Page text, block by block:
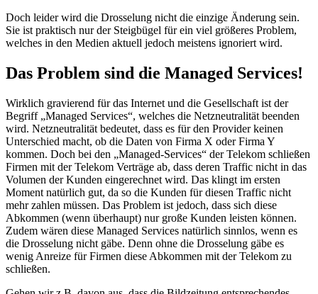
Doch leider wird die Drosselung nicht die einzige Änderung sein.
Sie ist praktisch nur der Steigbügel für ein viel größeres Problem,
welches in den Medien aktuell jedoch meistens ignoriert wird.
Das Problem sind die Managed Services!
Wirklich gravierend für das Internet und die Gesellschaft ist der
Begriff „Managed Services“, welches die Netzneutralität beenden
wird. Netzneutralität bedeutet, dass es für den Provider keinen
Unterschied macht, ob die Daten von Firma X oder Firma Y
kommen. Doch bei den „Managed-Services“ der Telekom schließen
Firmen mit der Telekom Verträge ab, dass deren Traffic nicht in das
Volumen der Kunden eingerechnet wird. Das klingt im ersten
Moment natürlich gut, da so die Kunden für diesen Traffic nicht
mehr zahlen müssen. Das Problem ist jedoch, dass sich diese
Abkommen (wenn überhaupt) nur große Kunden leisten können.
Zudem wären diese Managed Services natürlich sinnlos, wenn es
die Drosselung nicht gäbe. Denn ohne die Drosselung gäbe es
wenig Anreize für Firmen diese Abkommen mit der Telekom zu
schließen.